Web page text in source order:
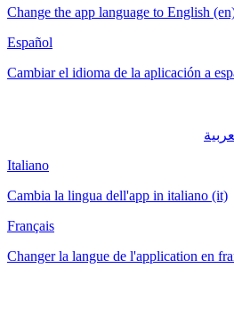
Change the app language to English
Español
Cambiar el idioma de la aplicación a
Italiano
Cambia la lingua dell'app in italiano (it)
Français
Changer la langue de l'application en